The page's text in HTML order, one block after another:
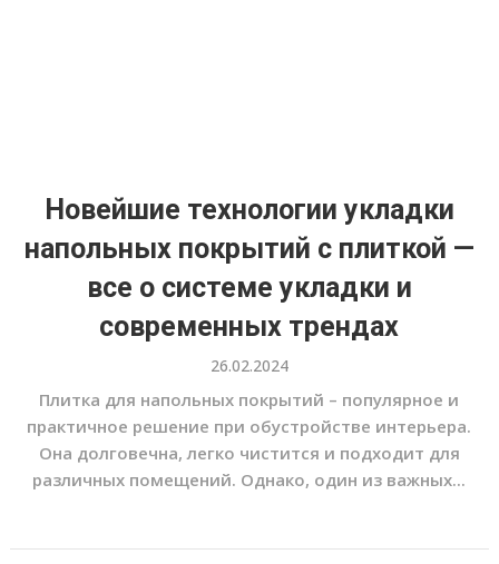
Новейшие технологии укладки
напольных покрытий с плиткой —
все о системе укладки и
современных трендах
26.02.2024
Плитка для напольных покрытий – популярное и
практичное решение при обустройстве интерьера.
Она долговечна, легко чистится и подходит для
различных помещений. Однако, один из важных...